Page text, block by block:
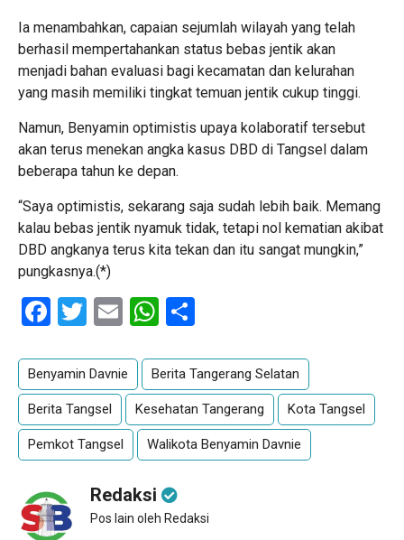
Ia menambahkan, capaian sejumlah wilayah yang telah
berhasil mempertahankan status bebas jentik akan
menjadi bahan evaluasi bagi kecamatan dan kelurahan
yang masih memiliki tingkat temuan jentik cukup tinggi.
Namun, Benyamin optimistis upaya kolaboratif tersebut
akan terus menekan angka kasus DBD di Tangsel dalam
beberapa tahun ke depan.
“Saya optimistis, sekarang saja sudah lebih baik. Memang
kalau bebas jentik nyamuk tidak, tetapi nol kematian akibat
DBD angkanya terus kita tekan dan itu sangat mungkin,”
pungkasnya.(*)
Facebook
Twitter
EmailWhatsApp
Benyamin Davnie Berita Tangerang Selatan
Berita Tangsel Kesehatan Tangerang Kota Tangsel
Pemkot Tangsel Walikota Benyamin Davnie
Redaksi
Pos lain oleh Redaksi